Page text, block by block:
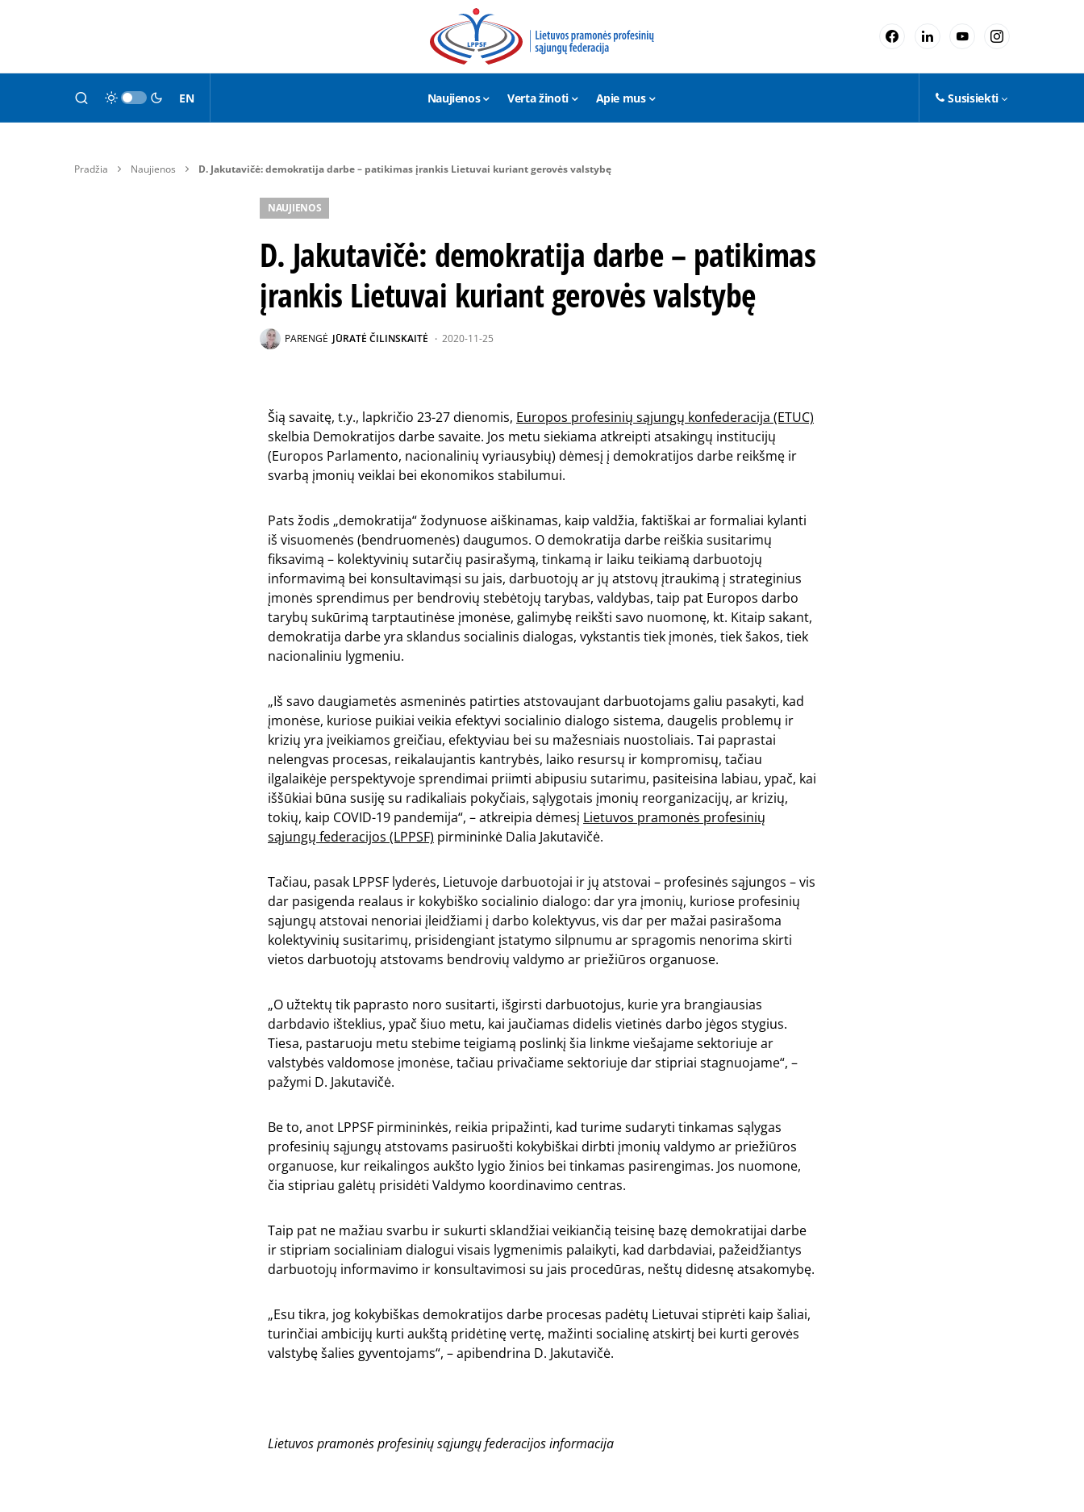
EN Naujienos Verta žinoti Apie mus Susisiekti
Pradžia Naujienos D. Jakutavičė: demokratija darbe – patikimas įrankis Lietuvai kuriant gerovės valstybę
NAUJIENOS
D. Jakutavičė: demokratija darbe – patikimas
įrankis Lietuvai kuriant gerovės valstybę
PARENGĖ JŪRATĖ ČILINSKAITĖ 2020-11-25
Šią savaitę, t.y., lapkričio 23-27 dienomis, Europos profesinių sąjungų konfederacija (ETUC)
skelbia Demokratijos darbe savaite. Jos metu siekiama atkreipti atsakingų institucijų
(Europos Parlamento, nacionalinių vyriausybių) dėmesį į demokratijos darbe reikšmę ir
svarbą įmonių veiklai bei ekonomikos stabilumui.
Pats žodis „demokratija“ žodynuose aiškinamas, kaip valdžia, faktiškai ar formaliai kylanti
iš visuomenės (bendruomenės) daugumos. O demokratija darbe reiškia susitarimų
fiksavimą – kolektyvinių sutarčių pasirašymą, tinkamą ir laiku teikiamą darbuotojų
informavimą bei konsultavimąsi su jais, darbuotojų ar jų atstovų įtraukimą į strateginius
įmonės sprendimus per bendrovių stebėtojų tarybas, valdybas, taip pat Europos darbo
tarybų sukūrimą tarptautinėse įmonėse, galimybę reikšti savo nuomonę, kt. Kitaip sakant,
demokratija darbe yra sklandus socialinis dialogas, vykstantis tiek įmonės, tiek šakos, tiek
nacionaliniu lygmeniu.
„Iš savo daugiametės asmeninės patirties atstovaujant darbuotojams galiu pasakyti, kad
įmonėse, kuriose puikiai veikia efektyvi socialinio dialogo sistema, daugelis problemų ir
krizių yra įveikiamos greičiau, efektyviau bei su mažesniais nuostoliais. Tai paprastai
nelengvas procesas, reikalaujantis kantrybės, laiko resursų ir kompromisų, tačiau
ilgalaikėje perspektyvoje sprendimai priimti abipusiu sutarimu, pasiteisina labiau, ypač, kai
iššūkiai būna susiję su radikaliais pokyčiais, sąlygotais įmonių reorganizacijų, ar krizių,
tokių, kaip COVID-19 pandemija“, – atkreipia dėmesį Lietuvos pramonės profesinių
sąjungų federacijos (LPPSF) pirmininkė Dalia Jakutavičė.
Tačiau, pasak LPPSF lyderės, Lietuvoje darbuotojai ir jų atstovai – profesinės sąjungos – vis
dar pasigenda realaus ir kokybiško socialinio dialogo: dar yra įmonių, kuriose profesinių
sąjungų atstovai nenoriai įleidžiami į darbo kolektyvus, vis dar per mažai pasirašoma
kolektyvinių susitarimų, prisidengiant įstatymo silpnumu ar spragomis nenorima skirti
vietos darbuotojų atstovams bendrovių valdymo ar priežiūros organuose.
„O užtektų tik paprasto noro susitarti, išgirsti darbuotojus, kurie yra brangiausias
darbdavio išteklius, ypač šiuo metu, kai jaučiamas didelis vietinės darbo jėgos stygius.
Tiesa, pastaruoju metu stebime teigiamą poslinkį šia linkme viešajame sektoriuje ar
valstybės valdomose įmonėse, tačiau privačiame sektoriuje dar stipriai stagnuojame“, –
pažymi D. Jakutavičė.
Be to, anot LPPSF pirmininkės, reikia pripažinti, kad turime sudaryti tinkamas sąlygas
profesinių sąjungų atstovams pasiruošti kokybiškai dirbti įmonių valdymo ar priežiūros
organuose, kur reikalingos aukšto lygio žinios bei tinkamas pasirengimas. Jos nuomone,
čia stipriau galėtų prisidėti Valdymo koordinavimo centras.
Taip pat ne mažiau svarbu ir sukurti sklandžiai veikiančią teisinę bazę demokratijai darbe
ir stipriam socialiniam dialogui visais lygmenimis palaikyti, kad darbdaviai, pažeidžiantys
darbuotojų informavimo ir konsultavimosi su jais procedūras, neštų didesnę atsakomybę.
„Esu tikra, jog kokybiškas demokratijos darbe procesas padėtų Lietuvai stiprėti kaip šaliai,
turinčiai ambicijų kurti aukštą pridėtinę vertę, mažinti socialinę atskirtį bei kurti gerovės
valstybę šalies gyventojams“, – apibendrina D. Jakutavičė.
Lietuvos pramonės profesinių sąjungų federacijos informacija